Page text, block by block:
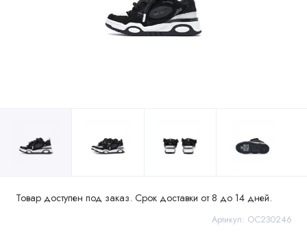
Товар доступен под заказ. Срок доставки от 8 до 14 дней.
Артикул: OC230246